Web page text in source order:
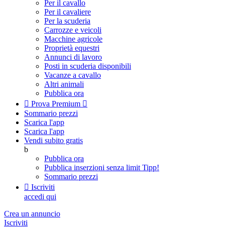
Per il cavallo
Per il cavaliere
Per la scuderia
Carrozze e veicoli
Macchine agricole
Proprietà equestri
Annunci di lavoro
Posti in scuderia disponibili
Vacanze a cavallo
Altri animali
Pubblica ora
 Prova Premium 
Sommario prezzi
Scarica l'app
Scarica l'app
Vendi subito gratis
b
Pubblica ora
Pubblica inserzioni senza limit Tipp!
Sommario prezzi
 Iscriviti
accedi qui
Crea un annuncio
Iscriviti